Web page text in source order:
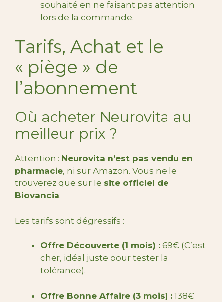
souhaité en ne faisant pas attention
lors de la commande.
Tarifs, Achat et le
« piège » de
l’abonnement
Où acheter Neurovita au
meilleur prix ?
Attention : Neurovita n’est pas vendu en
pharmacie, ni sur Amazon. Vous ne le
trouverez que sur le site officiel de
Biovancia.
Les tarifs sont dégressifs :
Offre Découverte (1 mois) : 69€ (C’est
cher, idéal juste pour tester la
tolérance).
Offre Bonne Affaire (3 mois) : 138€